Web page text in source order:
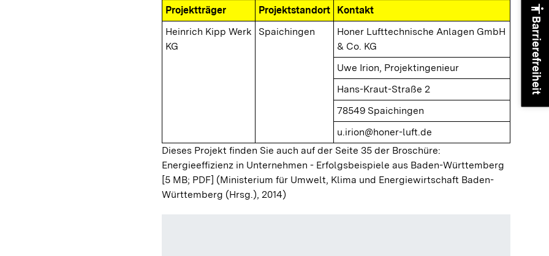
Projektträger Projektstandort
Kontakt
Heinrich Kipp Werk
KG
Spaichingen
Honer Lufttechnische Anlagen GmbH
& Co. KG
Uwe Irion, Projektingenieur
Hans-Kraut-Straße 2
78549 Spaichingen
u.irion@honer-luft.de
Dieses Projekt finden Sie auch auf der Seite 35 der Broschüre:
Energieeffizienz in Unternehmen - Erfolgsbeispiele aus Baden-Württemberg
[5 MB; PDF] (Ministerium für Umwelt, Klima und Energiewirtschaft Baden-
Württemberg (Hrsg.), 2014)
accessibility
Barrierefreiheit